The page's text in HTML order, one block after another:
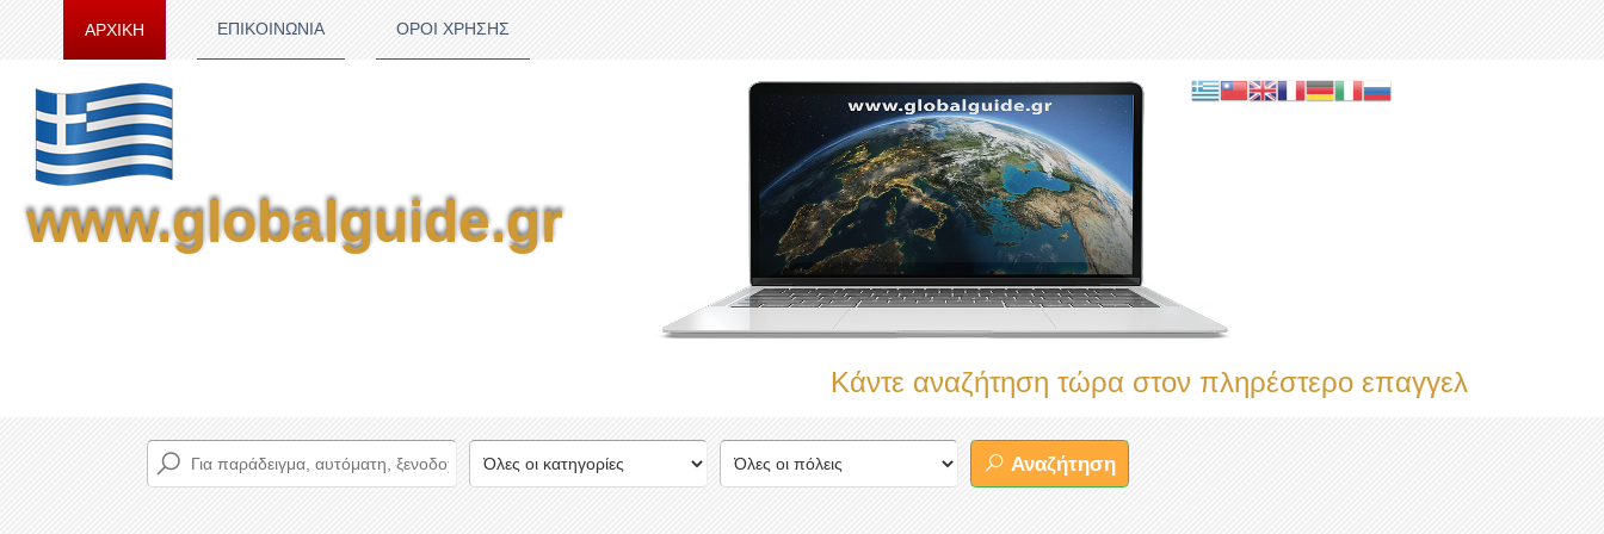
ΑΡΧΙΚΗ ΕΠΙΚΟΙΝΩΝΙΑ ΟΡΟΙ ΧΡΗΣΗΣ
www.globalguide.gr
Κάντε αναζήτηση τώρα στον πληρέστερο επαγγελματικό κατάλογο
Αναζήτηση